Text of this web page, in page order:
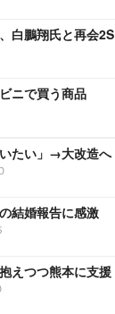
白鵬翔氏と再会2S
ニで買う商品
いたい」→大改造へ
結婚報告に感激
えつつ熊本に支援